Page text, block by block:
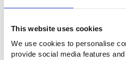
This website uses cookies
We use cookies to personalise
provide social media features